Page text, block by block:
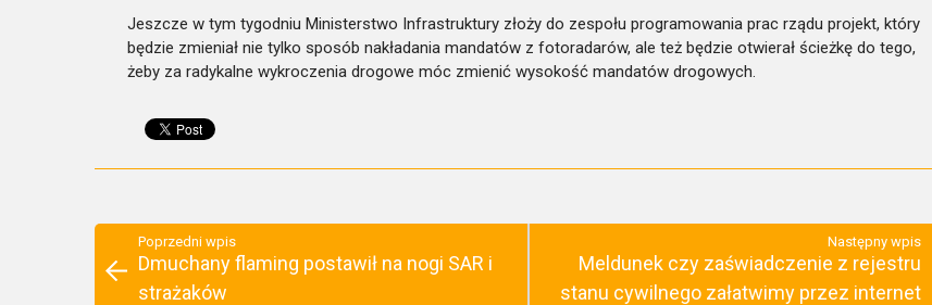
Jeszcze w tym tygodniu Ministerstwo Infrastruktury złoży do zespołu programowania prac rządu projekt, który
będzie zmieniał nie tylko sposób nakładania mandatów z fotoradarów, ale też będzie otwierał ścieżkę do tego,
żeby za radykalne wykroczenia drogowe móc zmienić wysokość mandatów drogowych.
Poprzedni wpis
Dmuchany flaming postawił na nogi SAR i
strażaków
Następny wpis
Meldunek czy zaświadczenie z rejestru
stanu cywilnego załatwimy przez internet